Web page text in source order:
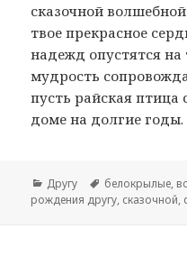
сказочной
твое прекрасное
надежд опустятся на
мудрость
пусть райская птица
доме на долгие годы.
Рубрики
Другу Метки
белокрылые,
рождения другу, сказочной,